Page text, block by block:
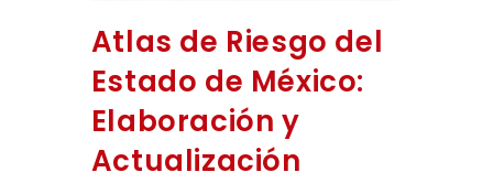
Atlas de Riesgo del
Estado de México:
Elaboración y
Actualización